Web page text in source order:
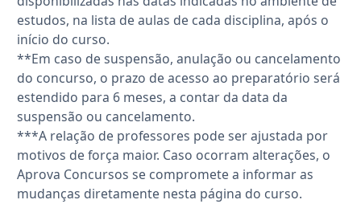
estudos, na lista de aulas de cada disciplina, após o
início do curso.
**Em caso de suspensão, anulação ou cancelamento
do concurso, o prazo de acesso ao preparatório será
estendido para 6 meses, a contar da data da
suspensão ou cancelamento.
***A relação de professores pode ser ajustada por
motivos de força maior. Caso ocorram alterações, o
Aprova Concursos se compromete a informar as
mudanças diretamente nesta página do curso.